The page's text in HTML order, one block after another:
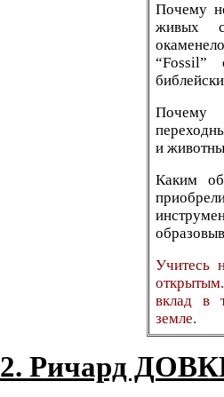
Почему
живых
“Fossil”
Почему
и
Каким
Учитесь
вклад в
земле.
2. Ричард